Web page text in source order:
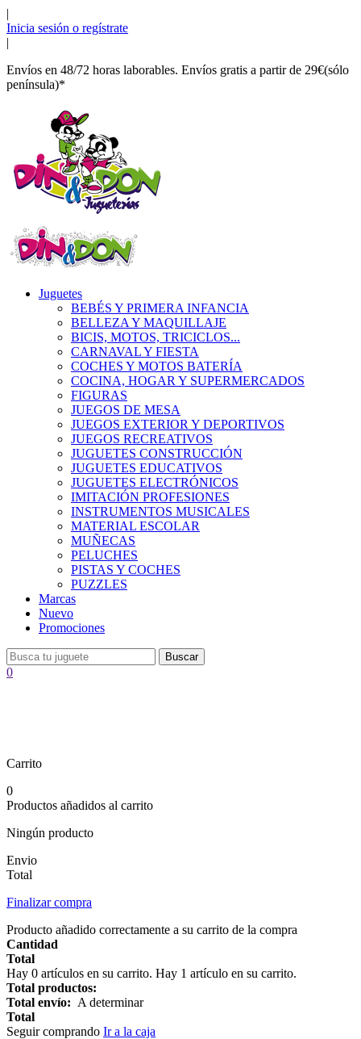
|
Inicia sesión o regístrate
|
Envíos en 48/72 horas laborables. Envíos gratis a partir de 29€(sólo
península)*
Juguetes
BEBÉS Y PRIMERA INFANCIA
BELLEZA Y MAQUILLAJE
BICIS, MOTOS, TRICICLOS...
CARNAVAL Y FIESTA
COCHES Y MOTOS BATERÍA
COCINA, HOGAR Y SUPERMERCADOS
FIGURAS
JUEGOS DE MESA
JUEGOS EXTERIOR Y DEPORTIVOS
JUEGOS RECREATIVOS
JUGUETES CONSTRUCCIÓN
JUGUETES EDUCATIVOS
JUGUETES ELECTRÓNICOS
IMITACIÓN PROFESIONES
INSTRUMENTOS MUSICALES
MATERIAL ESCOLAR
MUÑECAS
PELUCHES
PISTAS Y COCHES
PUZZLES
Marcas
Nuevo
Promociones
Buscar
0
Carrito
0
Productos añadidos al carrito
Ningún producto
Envio
Total
Finalizar compra
Producto añadido correctamente a su carrito de la compra
Cantidad
Total
Hay 0 artículos en su carrito. Hay 1 artículo en su carrito.
Total productos:
Total envío: A determinar
Total
Seguir comprando Ir a la caja